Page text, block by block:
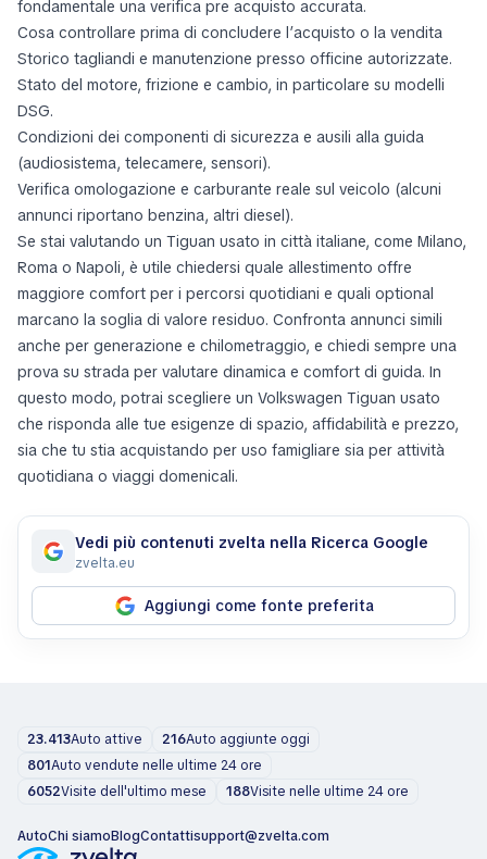
fondamentale una verifica pre acquisto accurata.
Cosa controllare prima di concludere l’acquisto o la vendita
Storico tagliandi e manutenzione presso officine autorizzate.
Stato del motore, frizione e cambio, in particolare su modelli
DSG.
Condizioni dei componenti di sicurezza e ausili alla guida
(audiosistema, telecamere, sensori).
Verifica omologazione e carburante reale sul veicolo (alcuni
annunci riportano benzina, altri diesel).
Se stai valutando un Tiguan usato in città italiane, come Milano,
Roma o Napoli, è utile chiedersi quale allestimento offre
maggiore comfort per i percorsi quotidiani e quali optional
marcano la soglia di valore residuo. Confronta annunci simili
anche per generazione e chilometraggio, e chiedi sempre una
prova su strada per valutare dinamica e comfort di guida. In
questo modo, potrai scegliere un Volkswagen Tiguan usato
che risponda alle tue esigenze di spazio, affidabilità e prezzo,
sia che tu stia acquistando per uso famigliare sia per attività
quotidiana o viaggi domenicali.
Vedi più contenuti zvelta nella Ricerca Google
zvelta.eu
Aggiungi come fonte preferita
23.413Auto attive 216Auto aggiunte oggi
801Auto vendute nelle ultime 24 ore
6052Visite dell'ultimo mese 188Visite nelle ultime 24 ore
AutoChi siamoBlogContattisupport@zvelta.com